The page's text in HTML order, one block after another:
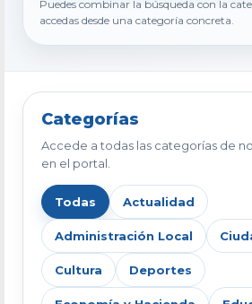
Puedes combinar la búsqueda con la
accedas desde una categoría concreta.
Categorías
Accede a todas las categorías de
en el portal.
Todas Actualidad
Administración Local
Cultura Deportes